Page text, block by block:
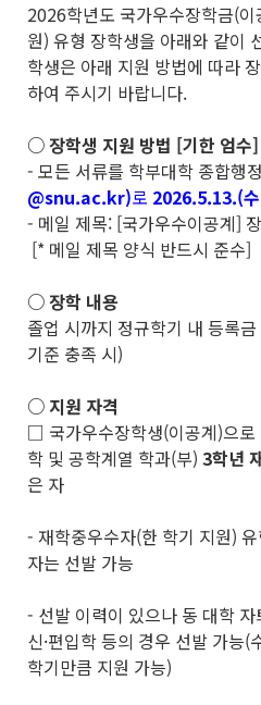
2026학년도 국가우수장학금(
원) 유형 장학생을 아래와 같이
학생은 아래 지원 방법에 따라
하여 주시기 바랍니다.
○ 장학생 지원 방법 [기한 엄수]
- 모든 서류를 학부대학 종합행
@snu.ac.kr)로 2026.5.13.(
- 메일 제목: [국가우수이공계]
[* 메일 제목 양식 반드시 준수]
○ 장학 내용
졸업 시까지 정규학기 내 등록
기준 충족 시)
○ 지원 자격
□ 국가우수장학생(이공계)으로
학 및 공학계열 학과(부) 3학년
은 자
- 재학중우수자(한 학기 지원)
자는 선발 가능
- 선발 이력이 있으나 동 대학
신·편입학 등의 경우 선발 가능(
학기만큼 지원 가능)